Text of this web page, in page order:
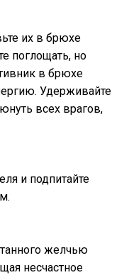
их в брюхе
поглощать, но
в брюхе
Удерживайте
всех врагов,
и подпитайте
желчью
несчастное